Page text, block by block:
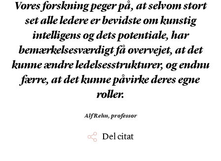
Vores forskning peger på, at selvom stort
set alle ledere er bevidste om kunstig
intelligens og dets potentiale, har
bemærkelsesværdigt få overvejet, at det
kunne ændre ledelsesstrukturer, og endnu
færre, at det kunne påvirke deres egne
roller.
Alf Rehn, professor
Del citat